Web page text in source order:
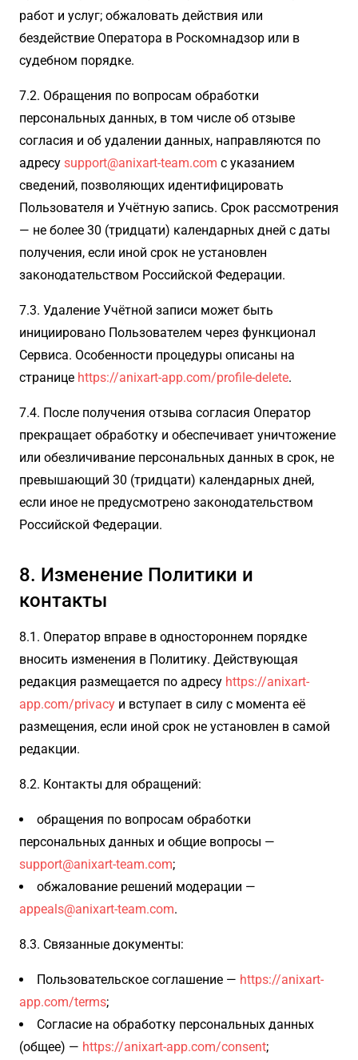
работ и услуг; обжаловать действия или
бездействие Оператора в Роскомнадзор или в
судебном порядке.
7.2. Обращения по вопросам обработки
персональных данных, в том числе об отзыве
согласия и об удалении данных, направляются по
адресу support@anixart-team.com с указанием
сведений, позволяющих идентифицировать
Пользователя и Учётную запись. Срок рассмотрения
— не более 30 (тридцати) календарных дней с даты
получения, если иной срок не установлен
законодательством Российской Федерации.
7.3. Удаление Учётной записи может быть
инициировано Пользователем через функционал
Сервиса. Особенности процедуры описаны на
странице https://anixart-app.com/profile-delete.
7.4. После получения отзыва согласия Оператор
прекращает обработку и обеспечивает уничтожение
или обезличивание персональных данных в срок, не
превышающий 30 (тридцати) календарных дней,
если иное не предусмотрено законодательством
Российской Федерации.
8. Изменение Политики и
контакты
8.1. Оператор вправе в одностороннем порядке
вносить изменения в Политику. Действующая
редакция размещается по адресу https://anixart-
app.com/privacy и вступает в силу с момента её
размещения, если иной срок не установлен в самой
редакции.
8.2. Контакты для обращений:
обращения по вопросам обработки
персональных данных и общие вопросы —
support@anixart-team.com;
обжалование решений модерации —
appeals@anixart-team.com.
8.3. Связанные документы:
Пользовательское соглашение — https://anixart-
app.com/terms;
Согласие на обработку персональных данных
(общее) — https://anixart-app.com/consent;